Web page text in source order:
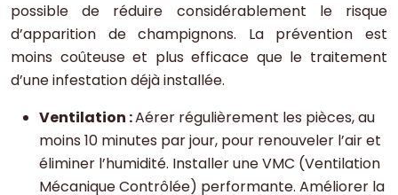
possible de réduire considérablement le risque
d’apparition de champignons. La prévention est
moins coûteuse et plus efficace que le traitement
d’une infestation déjà installée.
Ventilation :Aérer régulièrement les pièces, au
moins 10 minutes par jour, pour renouveler l’air et
éliminer l’humidité. Installer une VMC (Ventilation
Mécanique Contrôlée) performante. Améliorer la